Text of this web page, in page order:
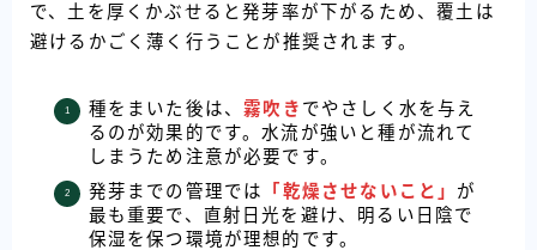
で、土を厚くかぶせると発芽率が下がるため、覆土は
避けるかごく薄く行うことが推奨されます。
種をまいた後は、霧吹き でやさしく水を与え
るのが効果的です。水流が強いと種が流れて
しまうため注意が必要です。
発芽までの管理では
「乾燥させないこと」 が
最も重要で、直射日光を避け、明るい日陰で
保湿を保つ環境が理想的です。